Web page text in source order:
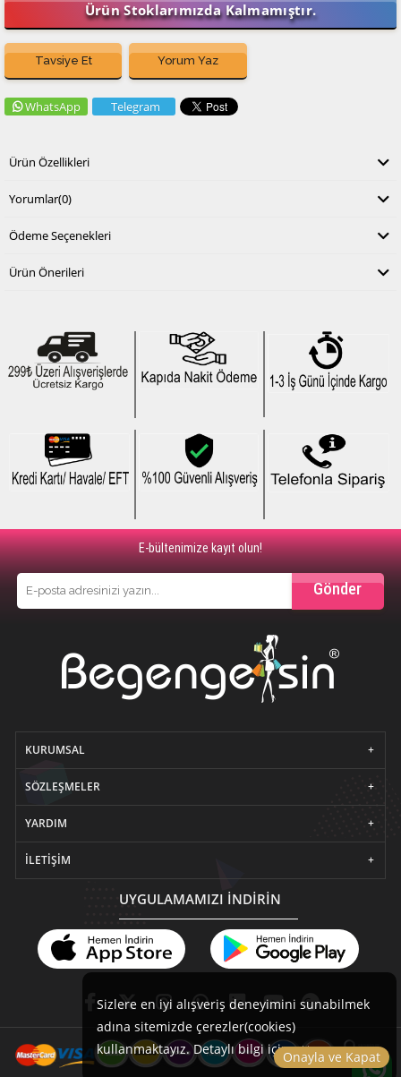
Ürün Stoklarımızda Kalmamıştır.
Tavsiye Et Yorum Yaz
WhatsApp Telegram
Ürün Özellikleri
Yorumlar(0)
Ödeme Seçenekleri
Ürün Önerileri
E-bültenimize kayıt olun!
Gönder
KURUMSAL
SÖZLEŞMELER
YARDIM
İLETIŞIM
UYGULAMAMIZI İNDİRİN
Sizlere en iyi alışveriş deneyimini sunabilmek
adına sitemizde çerezler(cookies)
kullanmaktayız. Detaylı bilgi içintıklayınız.